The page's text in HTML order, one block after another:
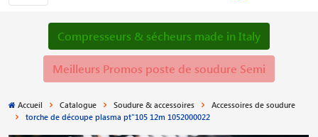
Compresseurs & sécheurs made in Italy
Meilleurs Promos poste de soudure Semi
Accueil Catalogue Soudure & accessoires
Accessoires de soudure
torche de découpe plasma pt"105 12m 1052000022